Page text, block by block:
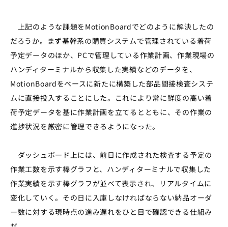
上記のような課題をMotionBoardでどのように解決したの
だろうか。まず基幹系の購買システムで管理されている着荷
予定データのほか、PCで管理している作業計画、作業現場の
ハンディターミナルから収集した実績などのデータを、
MotionBoardをベースに新たに構築した部品間接検査システ
ムに直接投入することにした。これにより常に鮮度の高い着
荷予定データを基に作業計画を立てるとともに、その作業の
進捗状況を厳密に管理できるようになった。
ダッシュボード上には、前日に作成された検査する予定の
作業工数を示す棒グラフと、ハンディターミナルで収集した
作業実績を示す棒グラフが並べて表示され、リアルタイムに
変化していく。その日に入庫しなければならない納品オーダ
ー数に対する現時点の進み遅れをひと目で確認できる仕組み